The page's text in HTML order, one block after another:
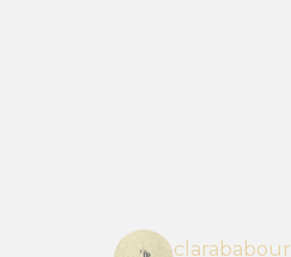
clarababour